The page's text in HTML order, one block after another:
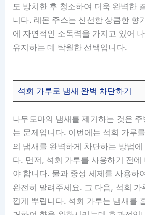
도 방치한 후 청소하여 더욱 완벽한
니다. 레몬 주스는 신선한 상큼한 향
에 자연적인 소독력을 가지고 있어
유지하는 데 탁월한 선택입니다.
석회 가루로 냄새 완벽 차단하기
나무도마의 냄새를 제거하는 것은
는 문제입니다. 이번에는 석회 가루
의 냄새를 완벽하게 차단하는 방법
다. 먼저, 석회 가루를 사용하기 전에
야 합니다. 물과 중성 세제를 사용하
완전히 말려주세요. 그 다음, 석회 가
껍게 뿌립니다. 석회 가루는 냄새를